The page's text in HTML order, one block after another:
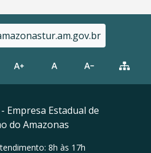
Empresa Estadual de
do Amazonas
8h às 17h